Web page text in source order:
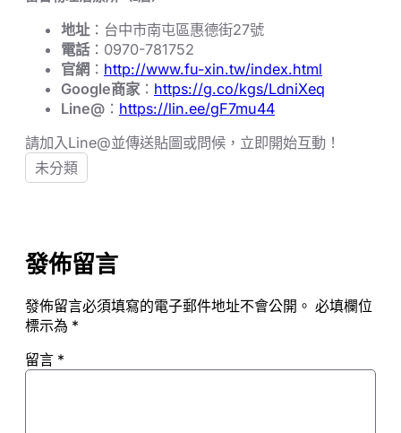
地址：台中市南屯區惠德街27號
電話：0970-781752
官網 ： http://www.fu-xin.tw/index.html
Google商家： https://g.co/kgs/LdniXeq
Line@ ： https://lin.ee/gF7mu44
請加入Line@並傳送貼圖或問候，立即開始互動！
未分類
發佈留言
發佈留言必須填寫的電子郵件地址不會公開。 必填欄位
標示為 *
留言 *